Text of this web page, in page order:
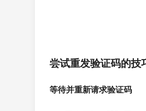
尝试重发验证码的技
等待并重新请求验证码